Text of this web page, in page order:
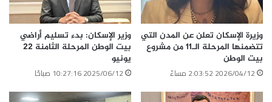
وزيرة الإسكان تعلن عن المدن التي
تتضمنها المرحلة الـ11 من مشروع
بيت الوطن
2026/04/12 2:03:52 مساءً
وزير الإسكان: بدء تسليم أراضي
بيت الوطن المرحلة الثامنة 22
يونيو
2025/06/12 10:27:16 صباحًا